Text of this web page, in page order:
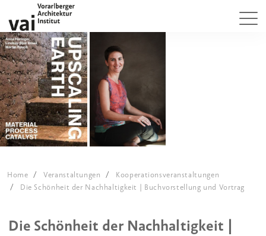
Home Veranstaltungen
Kooperationsveranstaltungen
Die Schönheit der Nachhaltigkeit | Buchvorstellung und Vortrag
Die Schönheit der Nachhaltigkeit |